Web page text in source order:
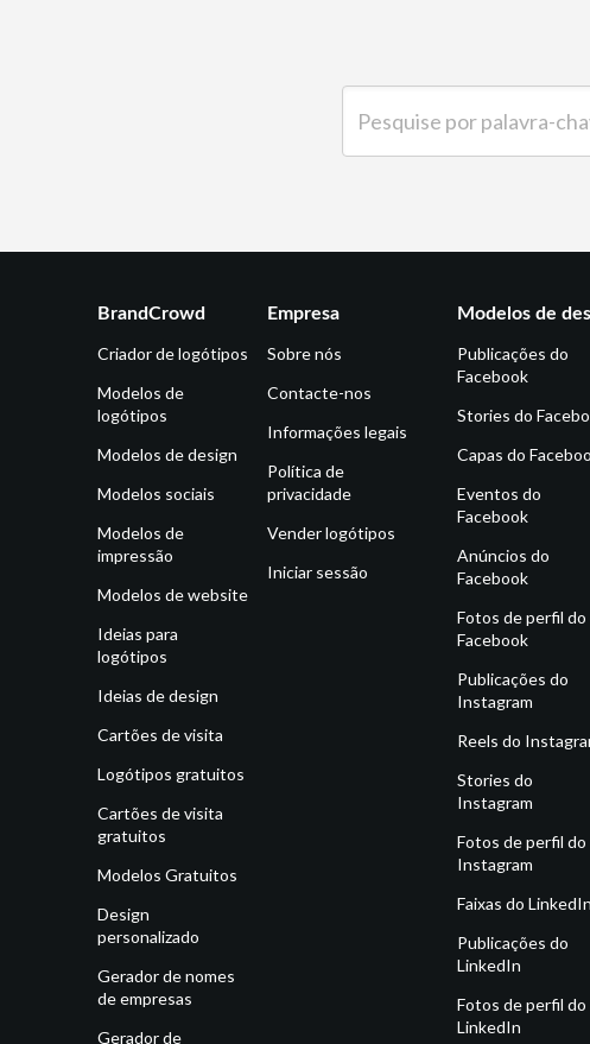
BrandCrowd
Criador de logótipos
Modelos de
logótipos
Modelos de design
Modelos sociais
Modelos de
impressão
Modelos de website
Ideias para
logótipos
Ideias de design
Cartões de visita
Logótipos gratuitos
Cartões de visita
gratuitos
Modelos Gratuitos
Design
personalizado
Gerador de nomes
de empresas
Gerador de
Empresa
Sobre nós
Contacte-nos
Informações legais
Política de
privacidade
Vender logótipos
Iniciar sessão
Modelos de
Publicações do
Facebook
Stories do
Capas do
Eventos do
Facebook
Anúncios do
Facebook
Fotos de perfil do
Facebook
Publicações do
Instagram
Reels do
Stories do
Instagram
Fotos de perfil do
Instagram
Faixas do LinkedIn
Publicações do
LinkedIn
Fotos de perfil do
LinkedIn